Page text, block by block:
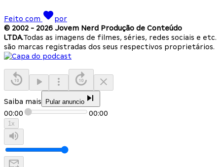
Feito com
por
© 2002 - 2026 Jovem Nerd Produção de Conteúdo
LTDA.Todas as imagens de filmes, séries, redes sociais e etc.
são marcas registradas dos seus respectivos proprietários.
Saiba mais Pular anuncio
00:00 00:00
1x